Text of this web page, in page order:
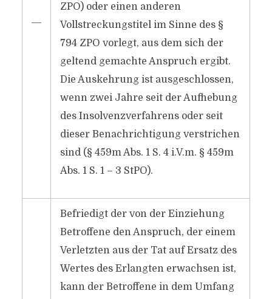
―
ZPO) oder einen anderen
Vollstreckungstitel im Sinne des §
794 ZPO vorlegt, aus dem sich der
geltend gemachte Anspruch ergibt.
Die Auskehrung ist ausgeschlossen,
wenn zwei Jahre seit der Aufhebung
des Insolvenzverfahrens oder seit
dieser Benachrichtigung verstrichen
sind (§ 459m Abs. 1 S. 4 i.V.m. § 459m
Abs. 1 S. 1 – 3 StPO).
Befriedigt der von der Einziehung
Betroffene den Anspruch, der einem
Verletzten aus der Tat auf Ersatz des
Wertes des Erlangten erwachsen ist,
kann der Betroffene in dem Umfang